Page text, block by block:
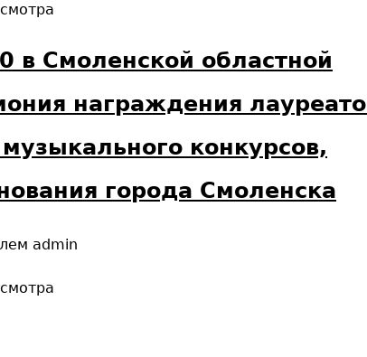
в Смоленской областной
награждения
конкурсов,
города Смоленска
admin